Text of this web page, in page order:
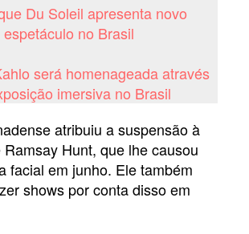
Du Soleil apresenta novo
espetáculo no Brasil
será homenageada através
imersiva no Brasil
atribuiu a suspensão à
Hunt, que lhe causou
facial em junho. Ele também
shows por conta disso em